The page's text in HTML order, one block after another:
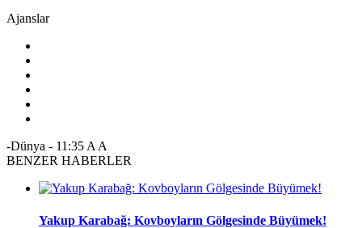
Ajanslar
-Dünya - 11:35 A A
BENZER HABERLER
Yakup Karabağ: Kovboyların Gölgesinde Büyümek!